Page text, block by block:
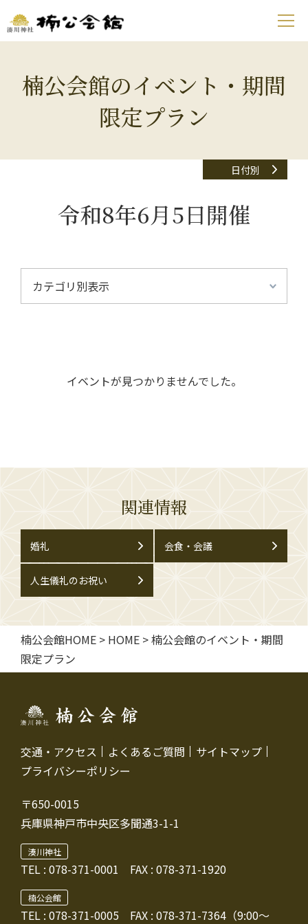
楠公会館のイベント・期間
限定プラン
日付別
令和8年6月5日開催
イベントが見つかりませんでした。
関連情報
婚礼 会食・会議
人生儀礼のお祝い
楠公会館HOME > HOME >楠公会館のイベント・期間
限定プラン
交通・アクセス よくあるご質問
サイトマップ
プライバシーポリシー
〒650-0015
兵庫県神戸市中央区多聞通3-1-1
湊川神社
TEL : 078-371-0001 FAX : 078-371-1920
楠公会館
TEL : 078-371-0005 FAX : 078-371-7364（9:00～